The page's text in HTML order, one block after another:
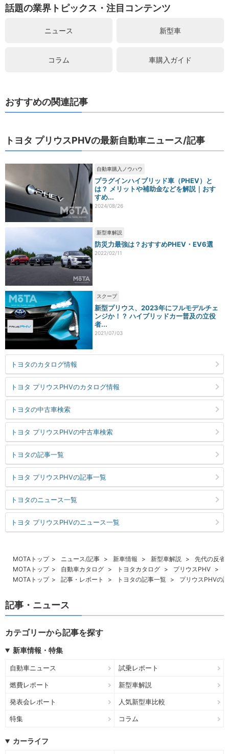
話題の業界トピックス・注目コンテンツ
ニュース 新型車
コラム 車購入ガイド
おすすめの関連記事
トヨタ プリウスPHVの最新自動車ニュース/記事
自動車購入ノウハウ
プラグインハイブリッド車（PHEV）と
は？ メリットや補助金などを解説｜おす
すめ...
2024/08/26
新型車解説
防災力最強は？おすすめPHEV・EV6選
2022/02/11
スクープ
新型プリウス、2023年にフルモデルチェ
ンジか！？ ハイブリッドカー普及の立役
者...
2021/07/03
トヨタのカタログ情報
トヨタ プリウスPHVのカタログ情報
トヨタの中古車検索
トヨタ プリウスPHVの中古車検索
トヨタの記事一覧
トヨタ プリウスPHVの記事一覧
トヨタのニュース一覧
トヨタ プリウスPHVのニュース一覧
MOTAトップ ニュース/記事 新車情報 新型車解説
先代の反省
MOTAトップ
自動車カタログ トヨタカタログ プリウスPHV
MOTAトップ
記事・レポート トヨタの記事一覧 プリウスPHVの
記事・ニュース
カテゴリーから記事を探す
新車情報・特集
自動車ニュース 試乗レポート
燃費レポート 新型車解説
発表会レポート 人気新型車比較
特集 コラム
カーライフ